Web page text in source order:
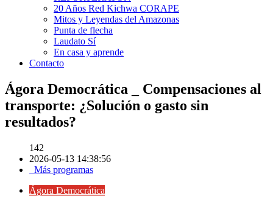
20 Años Red Kichwa CORAPE
Mitos y Leyendas del Amazonas
Punta de flecha
Laudato Sí
En casa y aprende
Contacto
Ágora Democrática _ Compensaciones al
transporte: ¿Solución o gasto sin
resultados?
142
2026-05-13 14:38:56
Más programas
Ágora Democrática